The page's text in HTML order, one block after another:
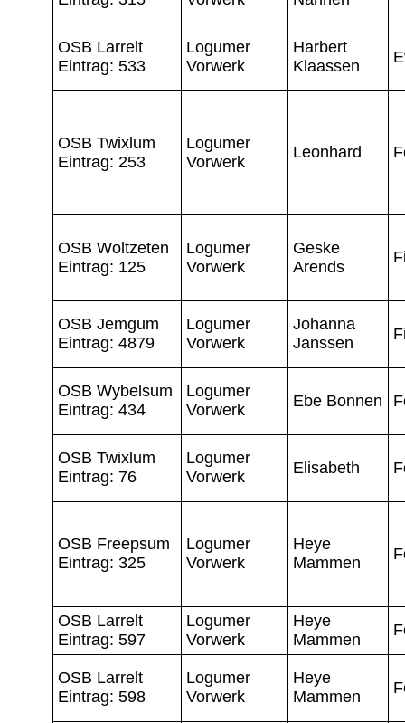
OSB Larrelt
Eintrag: 533
Logumer
Vorwerk
Harbert
Klaassen
OSB Twixlum
Eintrag: 253
Logumer
Vorwerk
Leonhard
OSB Woltzeten
Eintrag: 125
Logumer
Vorwerk
Geske
Arends
OSB Jemgum
Eintrag: 4879
Logumer
Vorwerk
Johanna
Janssen
OSB Wybelsum
Eintrag: 434
Logumer
Vorwerk
Ebe Bonnen
OSB Twixlum
Eintrag: 76
Logumer
Vorwerk
Elisabeth
OSB Freepsum
Eintrag: 325
Logumer
Vorwerk
Heye
Mammen
OSB Larrelt
Eintrag: 597
Logumer
Vorwerk
Heye
Mammen
OSB Larrelt
Eintrag: 598
Logumer
Vorwerk
Heye
Mammen